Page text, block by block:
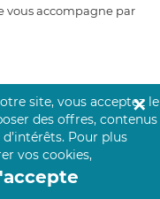
vous accompagne par
site, vous acceptez le
des offres, contenus
Pour plus
vos cookies,
✕